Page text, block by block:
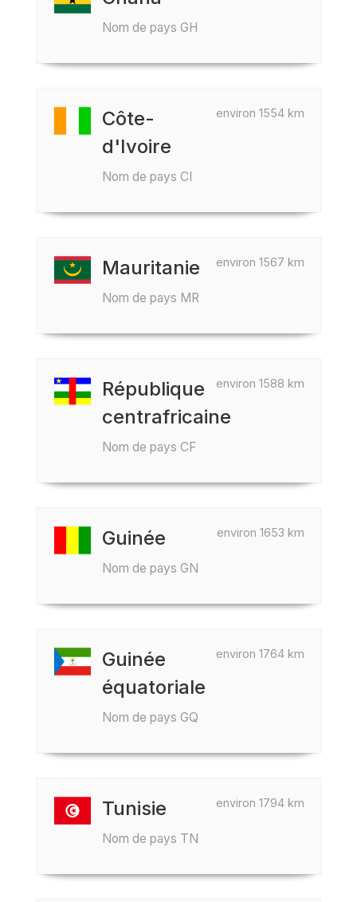
Nom de pays GH
environ 1554 km
Côte-
d'Ivoire
Nom de pays CI
environ 1567 km
Mauritanie
Nom de pays MR
environ 1588 km
République
centrafricaine
Nom de pays CF
environ 1653 km
Guinée
Nom de pays GN
environ 1764 km
Guinée
équatoriale
Nom de pays GQ
environ 1794 km
Tunisie
Nom de pays TN